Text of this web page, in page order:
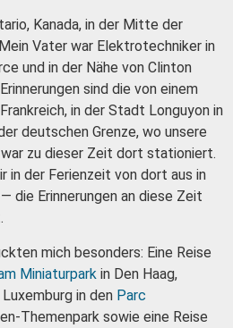
Kanada, in der Mitte der
Mein Vater war Elektrotechniker in
und in der Nähe von Clinton
sind die von einem
in der Stadt Longuyon in
deutschen Grenze, wo unsere
zu dieser Zeit dort stationiert.
in der Ferienzeit von dort aus in
die Erinnerungen an diese Zeit
mich besonders: Eine Reise
Miniaturpark in Den Haag,
in den Parc
Themenpark sowie eine Reise